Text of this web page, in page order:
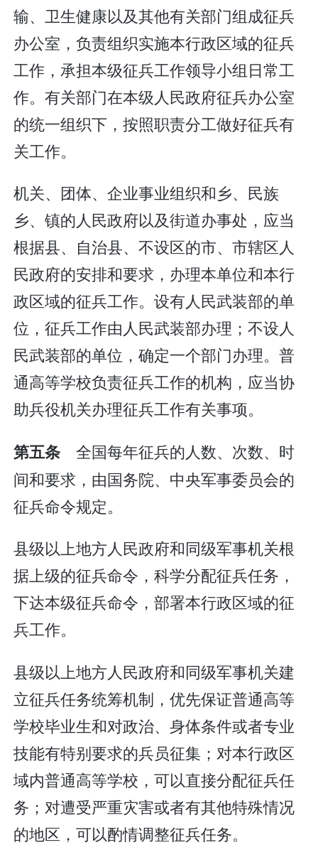
输、卫生健康以及其他有关部门组成征兵
办公室，负责组织实施本行政区域的征兵
工作，承担本级征兵工作领导小组日常工
作。有关部门在本级人民政府征兵办公室
的统一组织下，按照职责分工做好征兵有
关工作。
机关、团体、企业事业组织和乡、民族
乡、镇的人民政府以及街道办事处，应当
根据县、自治县、不设区的市、市辖区人
民政府的安排和要求，办理本单位和本行
政区域的征兵工作。设有人民武装部的单
位，征兵工作由人民武装部办理；不设人
民武装部的单位，确定一个部门办理。普
通高等学校负责征兵工作的机构，应当协
助兵役机关办理征兵工作有关事项。
第五条 全国每年征兵的人数、次数、时
间和要求，由国务院、中央军事委员会的
征兵命令规定。
县级以上地方人民政府和同级军事机关根
据上级的征兵命令，科学分配征兵任务，
下达本级征兵命令，部署本行政区域的征
兵工作。
县级以上地方人民政府和同级军事机关建
立征兵任务统筹机制，优先保证普通高等
学校毕业生和对政治、身体条件或者专业
技能有特别要求的兵员征集；对本行政区
域内普通高等学校，可以直接分配征兵任
务；对遭受严重灾害或者有其他特殊情况
的地区，可以酌情调整征兵任务。